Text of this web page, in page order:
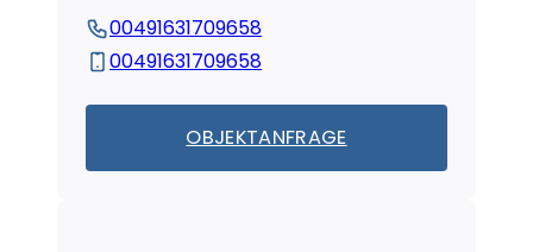
00491631709658
00491631709658
OBJEKTANFRAGE